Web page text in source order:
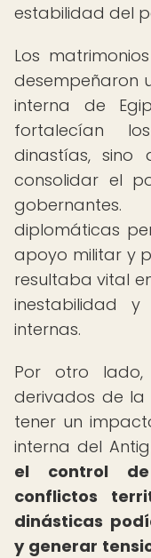
estabilidad del
Los
desempeñaron
interna de
fortalecían
dinastías, sino
consolidar el
diplomáticas
apoyo militar y
resultaba vital
inestabilidad
internas.
Por otro lado,
derivados de
tener un
interna del
el control
conflictos
dinásticas
y generar